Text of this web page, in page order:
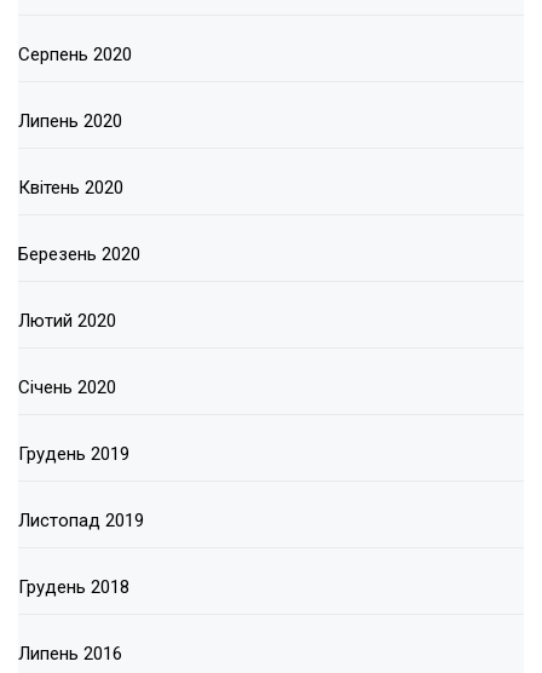
Серпень 2020
Липень 2020
Квітень 2020
Березень 2020
Лютий 2020
Січень 2020
Грудень 2019
Листопад 2019
Грудень 2018
Липень 2016